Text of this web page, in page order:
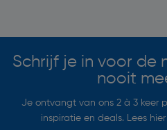
Schrijf je in voor de
nooit
Je ontvangt van ons 2 à 3 keer
inspiratie en deals. Lees